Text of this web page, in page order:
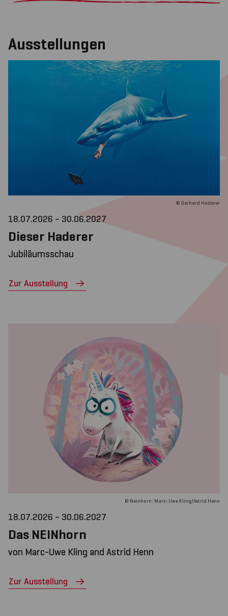
Ausstellungen
© Gerhard Haderer
18.07.2026 – 30.06.2027
Dieser Haderer
Jubiläumsschau
Zur Ausstellung
© Neinhorn: Marc-Uwe Kling/Astrid Henn
18.07.2026 – 30.06.2027
Das NEINhorn
von Marc-Uwe Kling and Astrid Henn
Zur Ausstellung